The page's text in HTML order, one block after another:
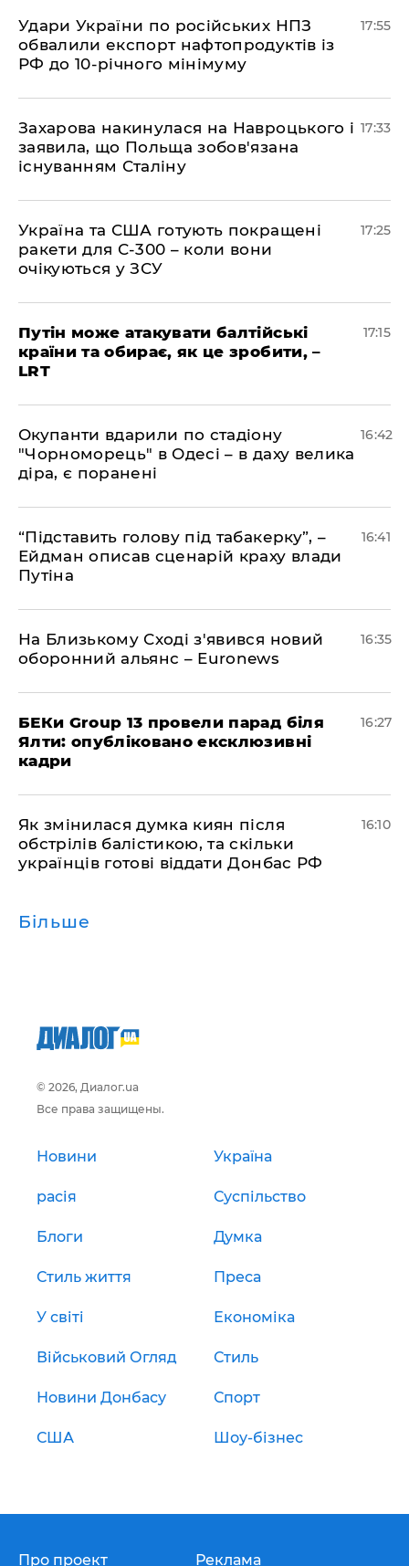
​Удари України по російських НПЗ
обвалили експорт нафтопродуктів із
РФ до 10-річного мінімуму
17:55
​Захарова накинулася на Навроцького і
заявила, що Польща зобов'язана
існуванням Сталіну
17:33
​Україна та США готують покращені
ракети для С-300 – коли вони
очікуються у ЗСУ
17:25
​Путін може атакувати балтійські
країни та обирає, як це зробити, –
LRT
17:15
​Окупанти вдарили по стадіону
"Чорноморець" в Одесі – в даху велика
діра, є поранені
16:42
​“Підставить голову під табакерку”, –
Ейдман описав сценарій краху влади
Путіна
16:41
На Близькому Сході з'явився новий
оборонний альянс – Euronews
16:35
БЕКи Group 13 провели парад біля
Ялти: опубліковано ексклюзивні
кадри
16:27
Як змінилася думка киян після
обстрілів балістикою, та скільки
українців готові віддати Донбас РФ
16:10
Більше
© 2026, Диалог.ua
Все права защищены.
Новини Україна
расія Суспільство
Блоги Думка
Стиль життя Преса
У світі Економіка
Військовий Огляд Стиль
Новини Донбасу Спорт
США Шоу-бізнес
Про проект Реклама